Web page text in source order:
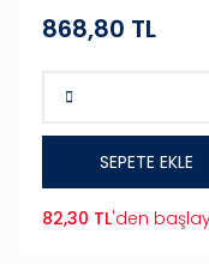
868,80 TL
SEPETE EKLE
82,30 TL'den